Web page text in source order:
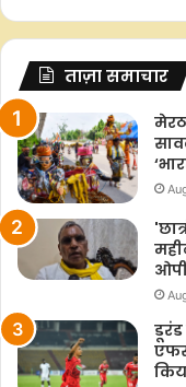
ताज़ा समाचार